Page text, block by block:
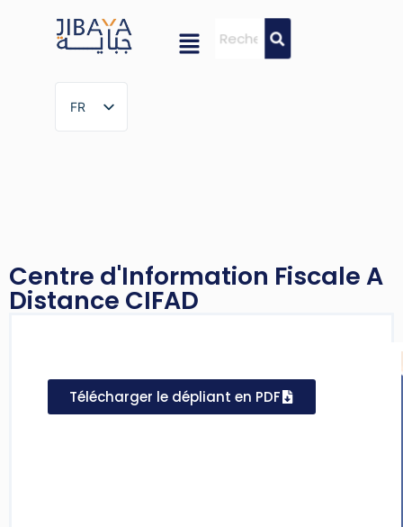
FR
FR
Centre d'Information Fiscale A
Distance CIFAD
Télécharger le dépliant en PDF